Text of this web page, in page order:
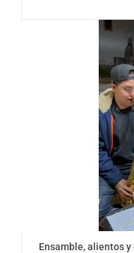
Ensamble, alientos